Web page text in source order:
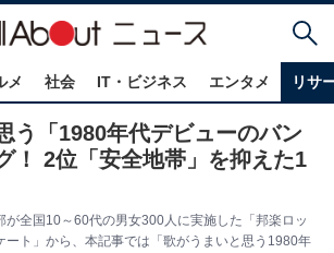
メ 社会 IT・ビジネス エンタメ リサ
う「1980年代デビューのバン
！ 2位「安全地帯」を抑えた1
が全国10～60代の男女300人に実施した「邦楽ロッ
ート」から、本記事では「歌がうまいと思う1980年